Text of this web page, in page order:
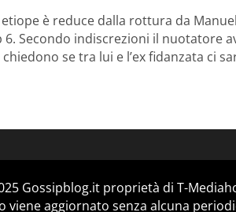
è reduce dalla rottura da
6. Secondo indiscrezioni il nuotatore
chiedono se tra lui e l’ex fidanzata ci
Gossipblog.it proprietà di T-
viene aggiornato senza alcuna